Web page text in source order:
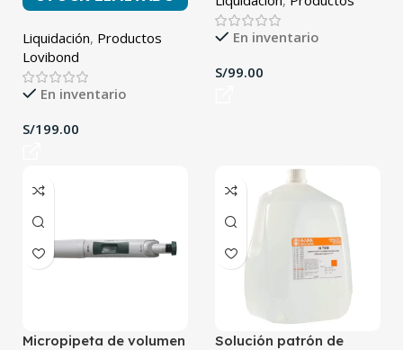
Liquidación, Productos
Lovibond
En inventario
S/
En inventario
S/
Micropipeta de volumen
Solución patrón de